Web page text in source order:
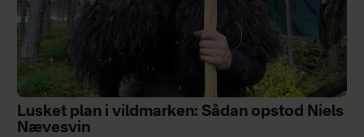
Lusket plan i vildmarken: Sådan opstod Niels
Nævesvin